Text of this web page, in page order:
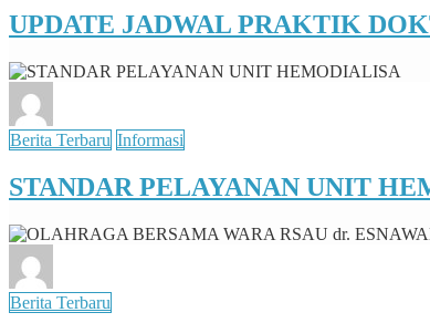
UPDATE JADWAL PRAKTIK
Berita Terbaru Informasi
STANDAR PELAYANAN UNIT
Berita Terbaru